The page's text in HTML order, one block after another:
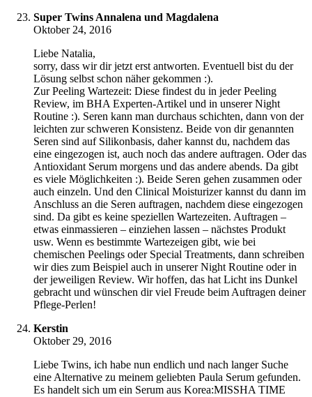
Super Twins Annalena und Magdalena
Oktober 24, 2016
Liebe Natalia,
sorry, dass wir dir jetzt erst antworten. Eventuell bist du der
Lösung selbst schon näher gekommen :).
Zur Peeling Wartezeit: Diese findest du in jeder Peeling
Review, im BHA Experten-Artikel und in unserer Night
Routine :). Seren kann man durchaus schichten, dann von der
leichten zur schweren Konsistenz. Beide von dir genannten
Seren sind auf Silikonbasis, daher kannst du, nachdem das
eine eingezogen ist, auch noch das andere auftragen. Oder das
Antioxidant Serum morgens und das andere abends. Da gibt
es viele Möglichkeiten :). Beide Seren gehen zusammen oder
auch einzeln. Und den Clinical Moisturizer kannst du dann im
Anschluss an die Seren auftragen, nachdem diese eingezogen
sind. Da gibt es keine speziellen Wartezeiten. Auftragen –
etwas einmassieren – einziehen lassen – nächstes Produkt
usw. Wenn es bestimmte Wartezeigen gibt, wie bei
chemischen Peelings oder Special Treatments, dann schreiben
wir dies zum Beispiel auch in unserer Night Routine oder in
der jeweiligen Review. Wir hoffen, das hat Licht ins Dunkel
gebracht und wünschen dir viel Freude beim Auftragen deiner
Pflege-Perlen!
Kerstin
Oktober 29, 2016
Liebe Twins, ich habe nun endlich und nach langer Suche
eine Alternative zu meinem geliebten Paula Serum gefunden.
Es handelt sich um ein Serum aus Korea:MISSHA TIME